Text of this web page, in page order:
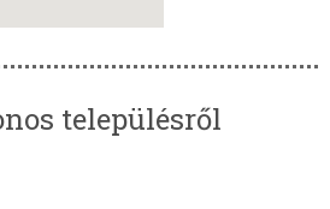
településről